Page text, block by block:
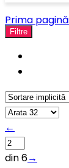
Prima pagină
Filtre
←
din 6→